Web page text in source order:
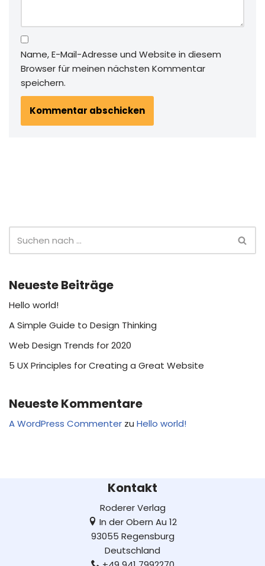
Name, E-Mail-Adresse und Website in diesem
Browser für meinen nächsten Kommentar
speichern.
Neueste Beiträge
Hello world!
A Simple Guide to Design Thinking
Web Design Trends for 2020
5 UX Principles for Creating a Great Website
Neueste Kommentare
A WordPress Commenter zu Hello world!
Kontakt
Roderer Verlag
In der Obern Au 12
93055 Regensburg
Deutschland